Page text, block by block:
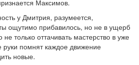
Максимов.
у Дмитрия, разумеется,
ощутимо прибавилось, но не в ущерб
только оттачивать мастерство в уже
руки помнят каждое движение
новые.